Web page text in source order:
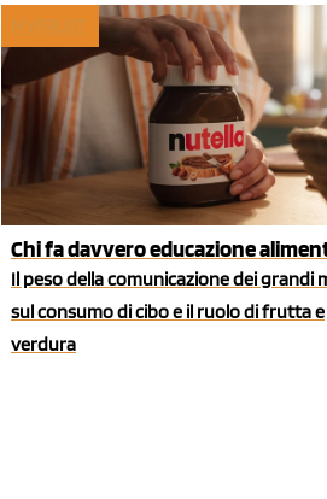
Chi fa davvero educazione
Il peso della comunicazione dei grandi
sul consumo di cibo e il ruolo di frutta e
verdura